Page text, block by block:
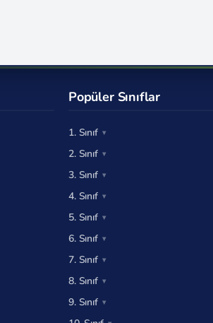
Popüler Sınıflar
1. Sınıf
2. Sınıf
3. Sınıf
4. Sınıf
5. Sınıf
6. Sınıf
7. Sınıf
8. Sınıf
9. Sınıf